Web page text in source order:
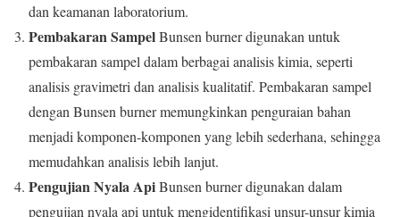
dan keamanan laboratorium.
Pembakaran SampelBunsen burner digunakan untuk
pembakaran sampel dalam berbagai analisis kimia, seperti
analisis gravimetri dan analisis kualitatif. Pembakaran sampel
dengan Bunsen burner memungkinkan penguraian bahan
menjadi komponen-komponen yang lebih sederhana, sehingga
memudahkan analisis lebih lanjut.
Pengujian Nyala ApiBunsen burner digunakan dalam
pengujian nyala api untuk mengidentifikasi unsur-unsur kimia